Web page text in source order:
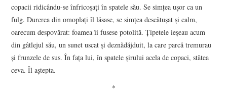
copacii ridicându-se înfricoșați în spatele său. Se simțea ușor ca un
fulg. Durerea din omoplați îl lăsase, se simțea descătușat și calm,
oarecum despovărat: foamea îi fusese potolită. Țipetele ieșeau acum
din gâtlejul său, un sunet uscat și deznădăjduit, la care parcă tremurau
și frunzele de sus. În fața lui, în spatele șirului acela de copaci, stătea
ceva. Îl aștepta.
*